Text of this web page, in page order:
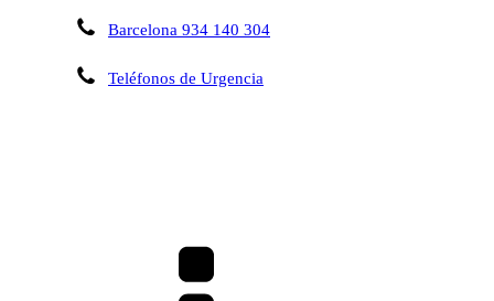
Barcelona 934 140 304
Teléfonos de Urgencia